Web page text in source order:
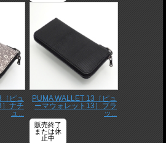
［ピュ
ナチ
ュ...
PUMA WALLET 13［ピュ
ーマウォレット13］ブラ
ッ...
販売終了
または休
止中